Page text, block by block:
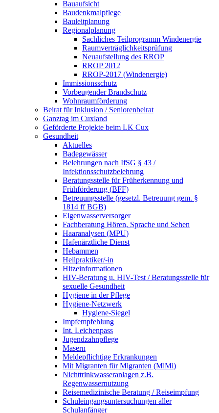
Bauaufsicht
Baudenkmalpflege
Bauleitplanung
Regionalplanung
Sachliches Teilprogramm Windenergie
Raumverträglichkeitsprüfung
Neuaufstellung des RROP
RROP 2012
RROP-2017 (Windenergie)
Immissionsschutz
Vorbeugender Brandschutz
Wohnraumförderung
Beirat für Inklusion / Seniorenbeirat
Ganztag im Cuxland
Geförderte Projekte beim LK Cux
Gesundheit
Aktuelles
Badegewässer
Belehrungen nach IfSG § 43 /
Infektionsschutzbelehrung
Beratungsstelle für Früherkennung und
Frühförderung (BFF)
Betreuungsstelle (gesetzl. Betreuung gem. §
1814 ff BGB)
Eigenwasserversorger
Fachberatung Hören, Sprache und Sehen
Haaranalysen (MPU)
Hafenärztliche Dienst
Hebammen
Heilpraktiker/-in
Hitzeinformationen
HIV-Beratung u. HIV-Test / Beratungsstelle für
sexuelle Gesundheit
Hygiene in der Pflege
Hygiene-Netzwerk
Hygiene-Siegel
Impfempfehlung
Int. Leichenpass
Jugendzahnpflege
Masern
Meldepflichtige Erkrankungen
Mit Migranten für Migranten (MiMi)
Nichttrinkwasseranlagen z.B.
Regenwassernutzung
Reisemedizinische Beratung / Reiseimpfung
Schuleingangsuntersuchungen aller
Schulanfänger